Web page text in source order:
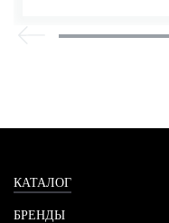
КАТАЛОГ
БРЕНДЫ